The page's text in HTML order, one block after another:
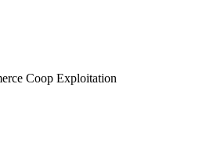
Coop Exploitation